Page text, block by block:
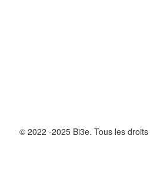
© 2022 -2025 Bi3e. Tous les